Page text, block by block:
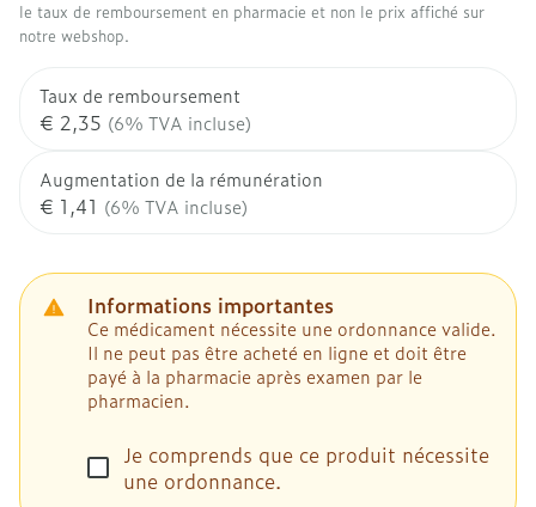
le taux de remboursement en pharmacie et non le prix affiché sur
notre webshop.
Taux de remboursement
€ 2,35 (6% TVA incluse)
Augmentation de la rémunération
€ 1,41 (6% TVA incluse)
Informations importantes
Ce médicament nécessite une ordonnance valide.
Il ne peut pas être acheté en ligne et doit être
payé à la pharmacie après examen par le
pharmacien.
Je comprends que ce produit nécessite
une ordonnance.